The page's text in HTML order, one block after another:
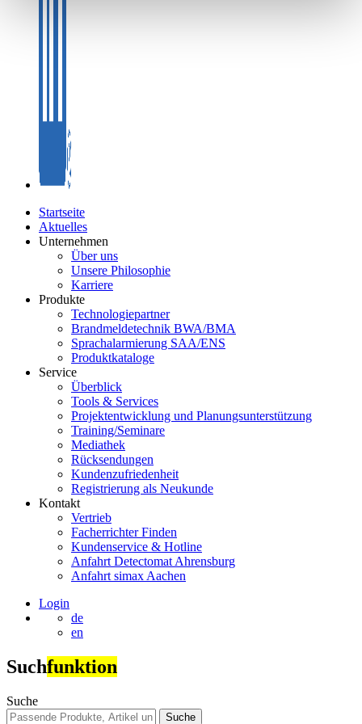
Startseite
Aktuelles
Unternehmen
Über uns
Unsere Philosophie
Karriere
Produkte
Technologiepartner
Brandmeldetechnik BWA/BMA
Sprachalarmierung SAA/ENS
Produktkataloge
Service
Überblick
Tools & Services
Projektentwicklung und Planungsunterstützung
Training/Seminare
Mediathek
Rücksendungen
Kundenzufriedenheit
Registrierung als Neukunde
Kontakt
Vertrieb
Facherrichter Finden
Kundenservice & Hotline
Anfahrt Detectomat Ahrensburg
Anfahrt simax Aachen
Login
de
en
Suchfunktion
Suche
Suche